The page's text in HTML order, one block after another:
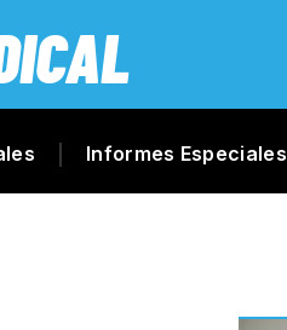
Informes Especiales